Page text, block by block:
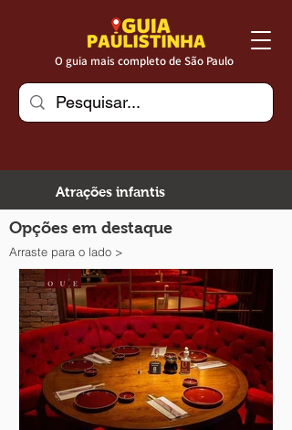
O guia mais completo de São Paulo
Atrações infantis
Opções em destaque
Arraste para o lado >